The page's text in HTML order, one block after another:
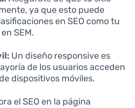
ya que esto puede
en SEO como tu
SEM.
Un diseño responsive es
de los usuarios acceden
dispositivos móviles.
el SEO en la página